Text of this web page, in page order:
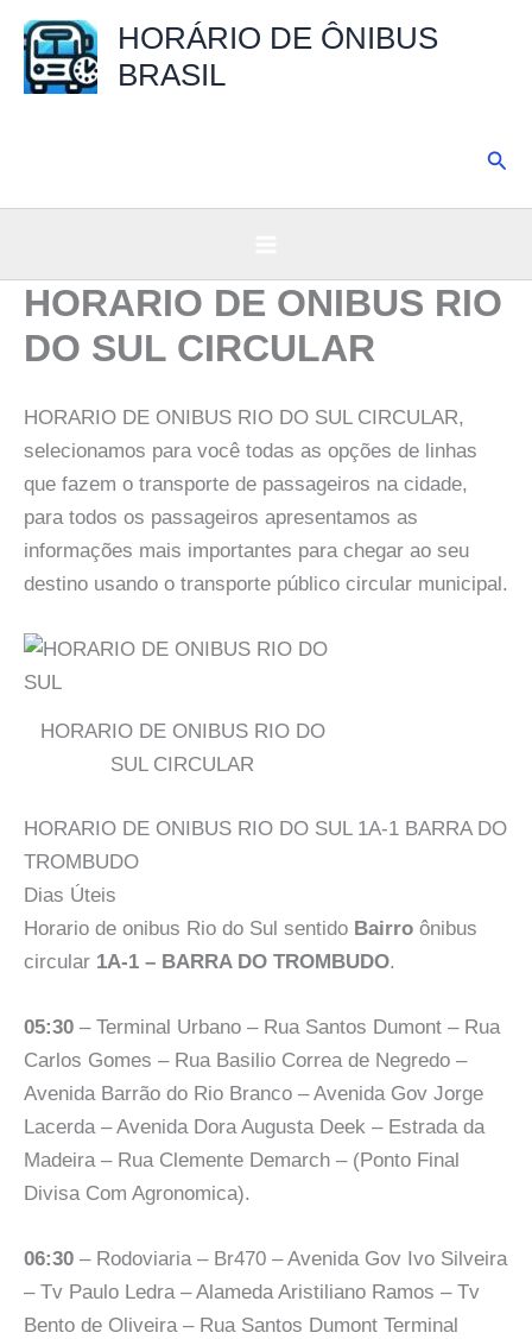
para
HORÁRIO DE ÔNIBUS
BRASIL
HORARIO DE ONIBUS RIO
DO SUL CIRCULAR
HORARIO DE ONIBUS RIO DO SUL CIRCULAR,
selecionamos para você todas as opções de linhas
que fazem o transporte de passageiros na cidade,
para todos os passageiros apresentamos as
informações mais importantes para chegar ao seu
destino usando o transporte público circular municipal.
HORARIO DE ONIBUS RIO DO
SUL CIRCULAR
HORARIO DE ONIBUS RIO DO SUL 1A-1 BARRA DO
TROMBUDO
Dias Úteis
Horario de onibus Rio do Sul sentido Bairro ônibus
circular 1A-1 – BARRA DO TROMBUDO.
05:30 – Terminal Urbano – Rua Santos Dumont – Rua
Carlos Gomes – Rua Basilio Correa de Negredo –
Avenida Barrão do Rio Branco – Avenida Gov Jorge
Lacerda – Avenida Dora Augusta Deek – Estrada da
Madeira – Rua Clemente Demarch – (Ponto Final
Divisa Com Agronomica).
06:30 – Rodoviaria – Br470 – Avenida Gov Ivo Silveira
– Tv Paulo Ledra – Alameda Aristiliano Ramos – Tv
Bento de Oliveira – Rua Santos Dumont Terminal